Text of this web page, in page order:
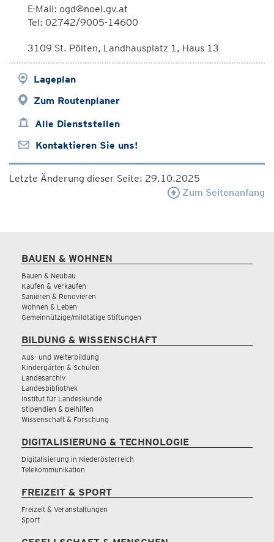
E-Mail: ogd@noel.gv.at
Tel: 02742/9005-14600
3109 St. Pölten, Landhausplatz 1, Haus 13
Lageplan
Zum Routenplaner
Alle Dienststellen
Kontaktieren Sie uns!
Letzte Änderung dieser Seite: 29.10.2025
Zum Seitenanfang
BAUEN & WOHNEN
Bauen & Neubau
Kaufen & Verkaufen
Sanieren & Renovieren
Wohnen & Leben
Gemeinnützige/mildtätige Stiftungen
BILDUNG & WISSENSCHAFT
Aus- und Weiterbildung
Kindergärten & Schulen
Landesarchiv
Landesbibliothek
Institut für Landeskunde
Stipendien & Beihilfen
Wissenschaft & Forschung
DIGITALISIERUNG & TECHNOLOGIE
Digitalisierung in Niederösterreich
Telekommunikation
FREIZEIT & SPORT
Freizeit & Veranstaltungen
Sport